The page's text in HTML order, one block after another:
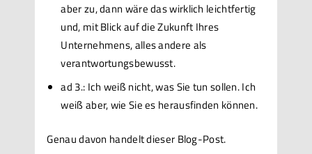
aber zu, dann wäre das wirklich leichtfertig
und, mit Blick auf die Zukunft Ihres
Unternehmens, alles andere als
verantwortungsbewusst.
ad 3.: Ich weiß nicht, was Sie tun sollen. Ich
weiß aber, wie Sie es herausfinden können.
Genau davon handelt dieser Blog-Post.